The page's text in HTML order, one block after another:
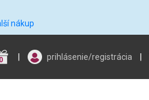
nákup
0 | prihlásenie/registrácia |